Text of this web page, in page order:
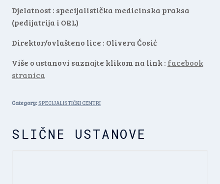
Djelatnost : specijalistička medicinska praksa
(pedijatrija i ORL)
Direktor/ovlašteno lice : Olivera Ćosić
Više o ustanovi saznajte klikom na link : facebook
stranica
Category:SPECIJALISTIČKI CENTRI
SLIČNE USTANOVE